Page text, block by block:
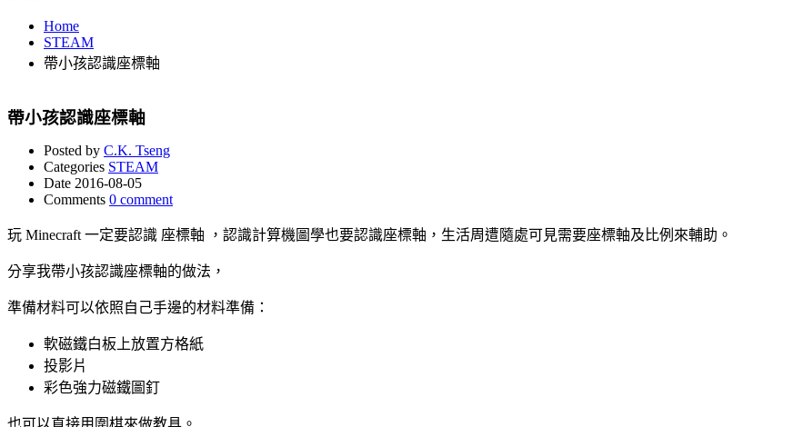
Home
STEAM
帶小孩認識座標軸
帶小孩認識座標軸
Posted by C.K. Tseng
Categories STEAM
Date 2016-08-05
Comments 0 comment
玩 Minecraft 一定要認識 座標軸 ，認識計算機圖學也要認識座標軸，生活周遭隨處可見需要座標軸及比例來輔助。
分享我帶小孩認識座標軸的做法，
準備材料可以依照自己手邊的材料準備：
軟磁鐵白板上放置方格紙
投影片
彩色強力磁鐵圖釘
也可以直接用圍棋來做教具。